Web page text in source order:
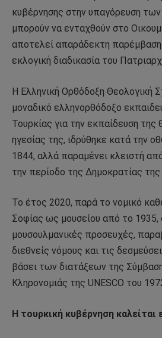
κυβέρνησης στην υπαγόρευση
μπορούν να ενταχθούν στο
αποτελεί απαράδεκτη
εκλογική διαδικασία του
Η Ελληνική Ορθόδοξη Θεολογική
μοναδικό ελληνορθόδοξο
Τουρκίας για την εκπαίδευση της
ηγεσίας της, ιδρύθηκε κατά την
1844, αλλά παραμένει κλειστή
την περίοδο της Δημοκρατίας της
Το έτος 2020, παρά το νομικό
Σοφίας ως μουσείου από το 1935,
μουσουλμανικές προσευχές,
διεθνείς νόμους και τις
βάσει των διατάξεων της
Κληρονομιάς της UNESCO του
Η τουρκική κυβέρνηση καλείται